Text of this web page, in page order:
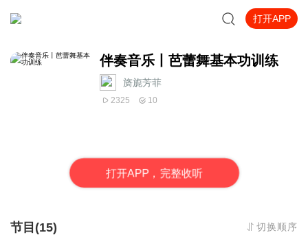
打开APP
伴奏音乐丨芭蕾舞基本功训练
旖旎芳菲
2325 10
打开APP，完整收听
节目(15) 切换顺序